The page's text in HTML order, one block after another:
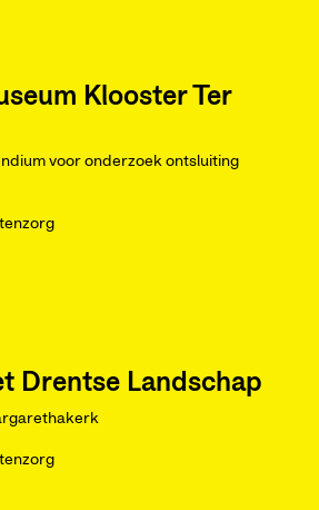
Klooster Ter
voor onderzoek ontsluiting
Drentse Landschap